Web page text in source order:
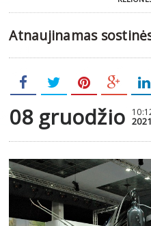
Atnaujinamas
08 gruodžio 2021